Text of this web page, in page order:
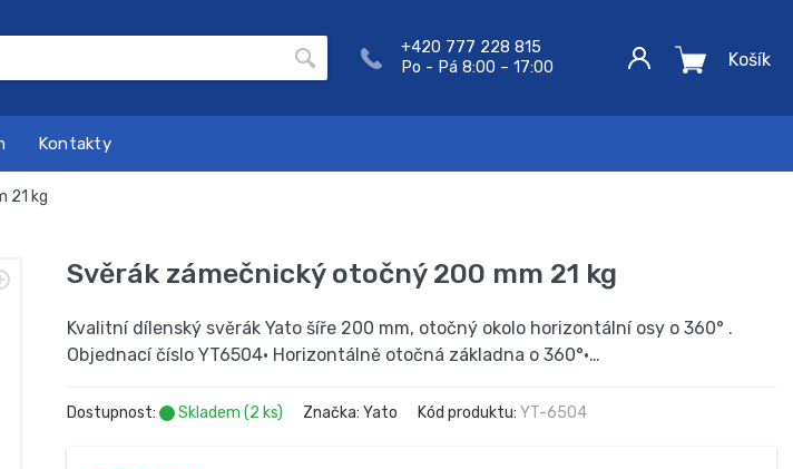
+420 777 228 815
Po - Pá 8:00 – 17:00
Košík
Kontakty
21 kg
Svěrák zámečnický otočný 200 mm 21 kg
Kvalitní dílenský svěrák Yato šíře 200 mm, otočný okolo horizontální osy o 360° .
Objednací číslo YT6504• Horizontálně otočná základna o 360°•…
Dostupnost: Skladem (2 ks) Značka: Yato Kód produktu: YT-6504